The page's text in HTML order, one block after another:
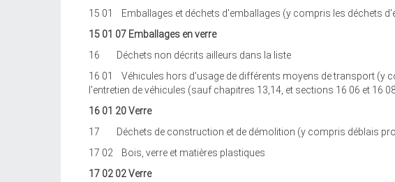
15 01 Emballages et déchets d'emballages (y compris les déchets
15 01 07 Emballages en verre
16 Déchets non décrits ailleurs dans la liste
16 01 Véhicules hors d'usage de différents moyens de transport (y
l'entretien de véhicules (sauf chapitres 13,14, et sections 16 06 et 16
16 01 20 Verre
17 Déchets de construction et de démolition (y compris déblais
17 02 Bois, verre et matières plastiques
17 02 02 Verre